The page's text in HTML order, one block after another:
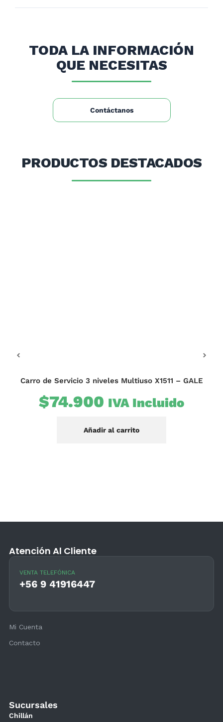
Peso Bruto (kg): 9,1
TODA LA INFORMACIÓN
QUE NECESITAS
Contáctanos
PRODUCTOS DESTACADOS
Carro de Servicio 3 niveles Multiuso X1511 – GALE
$74.900 IVA Incluido
Añadir al carrito
Sucursales
Chillán
Atención Al Cliente
VENTA TELEFÓNICA
+56 9 41916447
Mi Cuenta
Contacto